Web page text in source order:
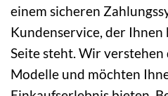
einem sicheren
Kundenservice, der Ihnen
Seite steht. Wir
Modelle und möchten